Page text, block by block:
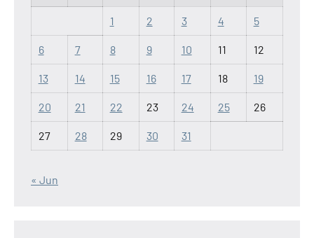
1 2 3 4 5
6 7 8 9 10 11 12
13 14 15 16 17 18 19
20 21 22 23 24 25 26
27 28 29 30 31
« Jun